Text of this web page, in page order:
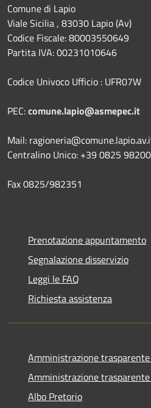
Comune di Lapio
Viale Sicilia , 83030 Lapio (Av)
Codice Fiscale: 80003550649
Partita IVA: 00231010646
Codice Univoco Ufficio : UFR07W
PEC:comune.lapio@asmepec.it
Mail:
Centralino Unico: +39 0825
Fax 0825/982351
Prenotazione appuntamento
Segnalazione disservizio
Leggi le FAQ
Richiesta assistenza
Amministrazione
Amministrazione
Albo Pretorio